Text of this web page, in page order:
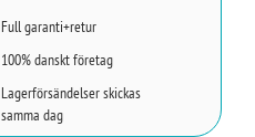
Full garanti+retur
100% danskt företag
Lagerförsändelser skickas
samma dag